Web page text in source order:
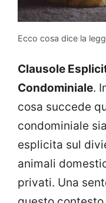
Ecco cosa dice la
Clausole
Condominiale.
cosa succede
condominiale
esplicita sul
animali
privati. Una